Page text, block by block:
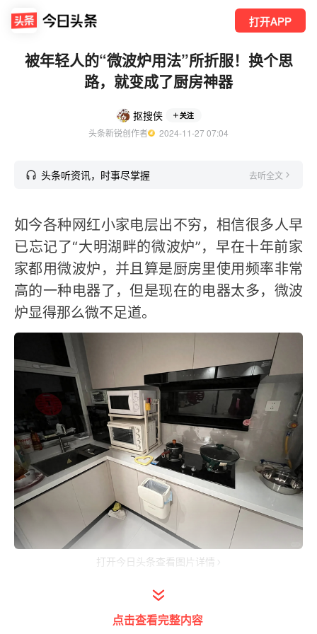
打开APP
被年轻人的“微波炉用法”所折服！换个思
路，就变成了厨房神器
抠搜侠 关注
头条新锐创作者
  2024-11-27 07:04
头条听资讯，时事尽掌握 去听全文
如今各种网红小家电层出不穷，相信很多人早
已忘记了“大明湖畔的微波炉”，早在十年前家
家都用微波炉，并且算是厨房里使用频率非常
高的一种电器了，但是现在的电器太多，微波
炉显得那么微不足道。
打开今日头条查看图片详情
如果你觉得微波炉不实用，那说明你不了解微
波炉，如果你只认为微波炉用来热剩菜剩饭那
点击查看完整内容